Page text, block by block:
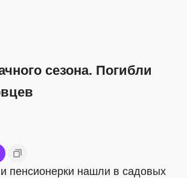
сезона. Погибли
пенсионерки нашли в садовых